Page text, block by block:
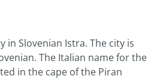
in Slovenian Istra. The city is
The Italian name for the
in the cape of the Piran